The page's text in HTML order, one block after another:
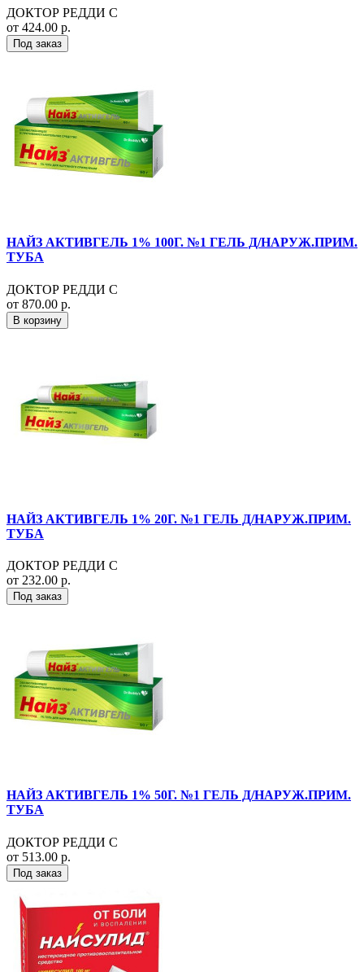
ДОКТОР РЕДДИ С
от 424.00 р.
Под заказ
НАЙЗ АКТИВГЕЛЬ 1% 100Г. №1 ГЕЛЬ Д/НАРУЖ.ПРИМ.
ТУБА
ДОКТОР РЕДДИ С
от 870.00 р.
В корзину
НАЙЗ АКТИВГЕЛЬ 1% 20Г. №1 ГЕЛЬ Д/НАРУЖ.ПРИМ.
ТУБА
ДОКТОР РЕДДИ С
от 232.00 р.
Под заказ
НАЙЗ АКТИВГЕЛЬ 1% 50Г. №1 ГЕЛЬ Д/НАРУЖ.ПРИМ.
ТУБА
ДОКТОР РЕДДИ С
от 513.00 р.
Под заказ